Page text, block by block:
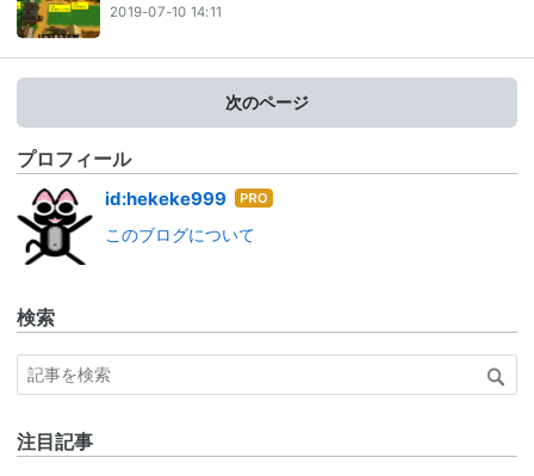
2019-07-10 14:11
次のページ
プロフィール
id:hekeke999 はて
ログ
このブログについて
検索
注目記事